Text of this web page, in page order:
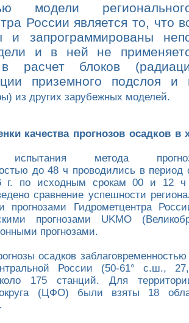
модели
России является то, что
и запрограммированы
и в ней не
расчет блоков
приземного подслоя и
из других зарубежных моделей.
качества прогнозов осадков в
испытания метода
до 48 ч проводились в период
г. по исходным срокам 00 и 12
сравнение успешности
прогнозами Гидрометцентра
прогнозами UKMO
прогнозами.
осадков
России (50-61° с.ш.,
175 станций. Для
(ЦФО) были взяты 18